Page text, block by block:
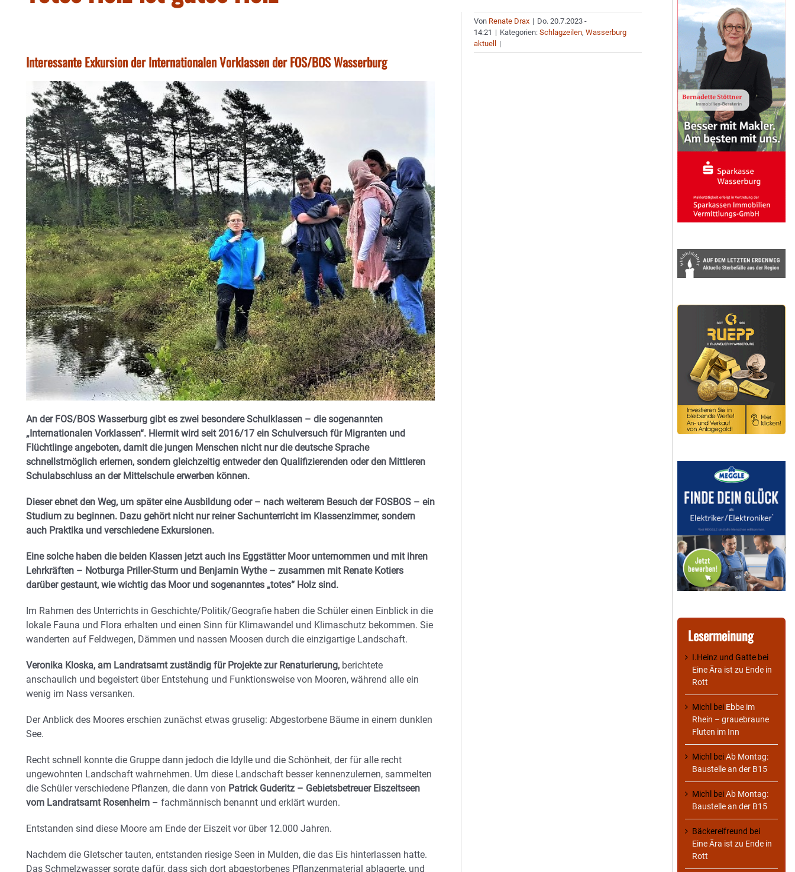
Interessante Exkursion der Internationalen Vorklassen der FOS/BOS Wasserburg
An der FOS/BOS Wasserburg gibt es zwei besondere Schulklassen – die sogenannten
„Internationalen Vorklassen“. Hiermit wird seit 2016/17 ein Schulversuch für Migranten und
Flüchtlinge angeboten, damit die jungen Menschen nicht nur die deutsche Sprache
schnellstmöglich erlernen, sondern gleichzeitig entweder den Qualifizierenden oder den Mittleren
Schulabschluss an der Mittelschule erwerben können.
Dieser ebnet den Weg, um später eine Ausbildung oder – nach weiterem Besuch der FOSBOS – ein
Studium zu beginnen. Dazu gehört nicht nur reiner Sachunterricht im Klassenzimmer, sondern
auch Praktika und verschiedene Exkursionen.
Eine solche haben die beiden Klassen jetzt auch ins Eggstätter Moor unternommen und mit ihren
Lehrkräften – Notburga Priller-Sturm und Benjamin Wythe – zusammen mit Renate Kotiers
darüber gestaunt, wie wichtig das Moor und sogenanntes „totes“ Holz sind.
Im Rahmen des Unterrichts in Geschichte/Politik/Geografie haben die Schüler einen Einblick in die
lokale Fauna und Flora erhalten und einen Sinn für Klimawandel und Klimaschutz bekommen. Sie
wanderten auf Feldwegen, Dämmen und nassen Moosen durch die einzigartige Landschaft.
Veronika Kloska, am Landratsamt zuständig für Projekte zur Renaturierung, berichtete
anschaulich und begeistert über Entstehung und Funktionsweise von Mooren, während alle ein
wenig im Nass versanken.
Der Anblick des Moores erschien zunächst etwas gruselig: Abgestorbene Bäume in einem dunklen
See.
Recht schnell konnte die Gruppe dann jedoch die Idylle und die Schönheit, der für alle recht
ungewohnten Landschaft wahrnehmen. Um diese Landschaft besser kennenzulernen, sammelten
die Schüler verschiedene Pflanzen, die dann von Patrick Guderitz – Gebietsbetreuer Eiszeitseen
vom Landratsamt Rosenheim – fachmännisch benannt und erklärt wurden.
Entstanden sind diese Moore am Ende der Eiszeit vor über 12.000 Jahren.
Nachdem die Gletscher tauten, entstanden riesige Seen in Mulden, die das Eis hinterlassen hatte.
Das Schmelzwasser sorgte dafür, dass sich dort abgestorbenes Pflanzenmaterial ablagerte, und
Von Renate Drax | Do. 20.7.2023 -
14:21 | Kategorien:Schlagzeilen,Wasserburg
aktuell
|
Lesermeinung
I.Heinz und Gatte bei
Eine Ära ist zu Ende in
Rott
Michl bei Ebbe im
Rhein – grauebraune
Fluten im Inn
Michl beiAb Montag:
Baustelle an der B15
Michl beiAb Montag:
Baustelle an der B15
Bäckereifreund bei
Eine Ära ist zu Ende in
Rott